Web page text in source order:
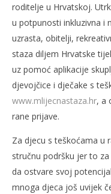
roditelje u Hrvatskoj.
u potpunosti inkluzivna i
uzrasta, obitelji,
staza diljem Hrvatske
uz pomoć aplikacije
djevojčice i dječake s
www.mlijecnastaza.hr, a
rane prijave.
Za djecu s teškoćama u
stručnu podršku jer to
da ostvare svoj
mnoga djeca još uvijek